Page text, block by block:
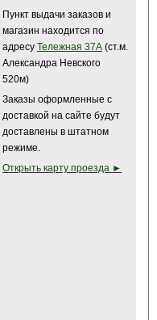
Пункт выдачи заказов и
магазин находится по
адресу Тележная 37А (ст.м.
Александра Невского
520м)
Заказы оформленные с
доставкой на сайте будут
доставлены в штатном
режиме.
Открыть карту проезда ►